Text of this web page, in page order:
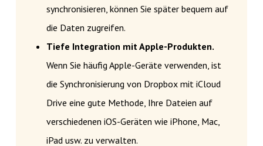
synchronisieren, können Sie später bequem auf
die Daten zugreifen.
Tiefe Integration mit Apple-Produkten.
Wenn Sie häufig Apple-Geräte verwenden, ist
die Synchronisierung von Dropbox mit iCloud
Drive eine gute Methode, Ihre Dateien auf
verschiedenen iOS-Geräten wie iPhone, Mac,
iPad usw. zu verwalten.